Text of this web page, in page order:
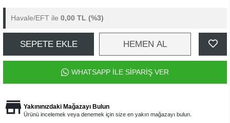
Havale/EFT ile 0,00 TL (%3)
SEPETE EKLE HEMEN AL
WHATSAPP İLE SİPARİŞ VER
Yakınınızdaki Mağazayı Bulun
Ürünü incelemek veya denemek için size en yakın mağazayı bulun.